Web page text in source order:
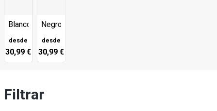
Blanco
desde
30,99 €
Negro
desde
30,99 €
Filtrar